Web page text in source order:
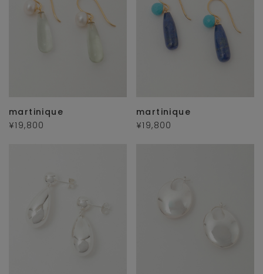
martinique
¥19,800
martinique
¥19,800